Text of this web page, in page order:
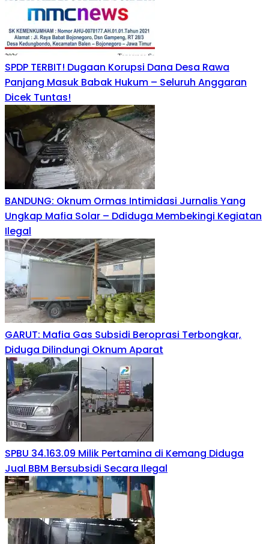
SPDP TERBIT! Dugaan Korupsi Dana Desa Rawa
Panjang Masuk Babak Hukum – Seluruh Anggaran
Dicek Tuntas!
BANDUNG: Oknum Ormas Intimidasi Jurnalis Yang
Ungkap Mafia Solar – Ddiduga Membekingi Kegiatan
Ilegal
GARUT: Mafia Gas Subsidi Beroprasi Terbongkar,
Diduga Dilindungi Oknum Aparat
SPBU 34.163.09 Milik Pertamina di Kemang Diduga
Jual BBM Bersubsidi Secara Ilegal